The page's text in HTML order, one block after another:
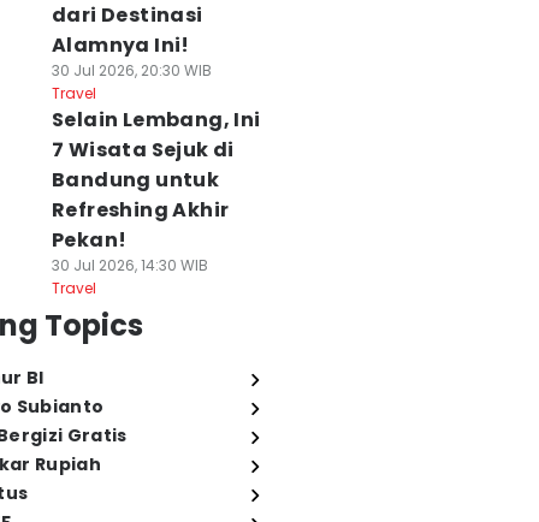
dari Destinasi
Alamnya Ini!
30 Jul 2026, 20:30 WIB
Travel
Selain Lembang, Ini
7 Wisata Sejuk di
Bandung untuk
Refreshing Akhir
Pekan!
30 Jul 2026, 14:30 WIB
Travel
Topics
BI
Subianto
Gratis
Rupiah